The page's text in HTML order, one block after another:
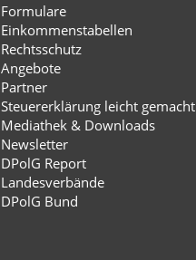
Formulare
Einkommenstabellen
Rechtsschutz
Angebote
Partner
Steuererklärung leicht gemacht
Mediathek & Downloads
Newsletter
DPolG Report
Landesverbände
DPolG Bund